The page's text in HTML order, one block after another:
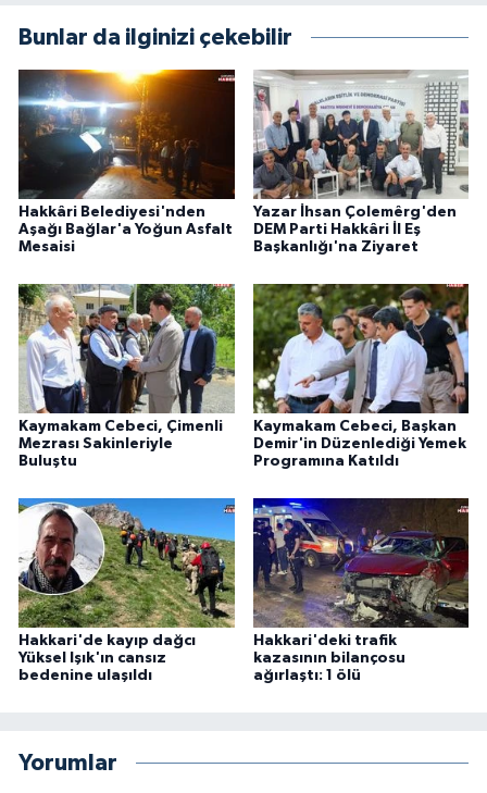
Bunlar da ilginizi çekebilir
Hakkâri Belediyesi'nden
Aşağı Bağlar'a Yoğun Asfalt
Mesaisi
Yazar İhsan Çolemêrg'den
DEM Parti Hakkâri İl Eş
Başkanlığı'na Ziyaret
Kaymakam Cebeci, Çimenli
Mezrası Sakinleriyle
Buluştu
Kaymakam Cebeci, Başkan
Demir'in Düzenlediği Yemek
Programına Katıldı
Hakkari'de kayıp dağcı
Yüksel Işık'ın cansız
bedenine ulaşıldı
Hakkari'deki trafik
kazasının bilançosu
ağırlaştı: 1 ölü
Yorumlar